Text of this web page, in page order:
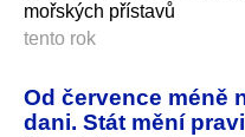
mořských přístavů
tento rok
Od července méně
dani. Stát mění